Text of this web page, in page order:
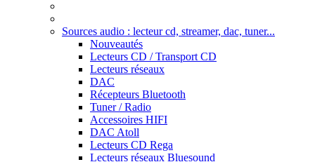
Sources audio : lecteur cd, streamer, dac, tuner...
Nouveautés
Lecteurs CD / Transport CD
Lecteurs réseaux
DAC
Récepteurs Bluetooth
Tuner / Radio
Accessoires HIFI
DAC Atoll
Lecteurs CD Rega
Lecteurs réseaux Bluesound